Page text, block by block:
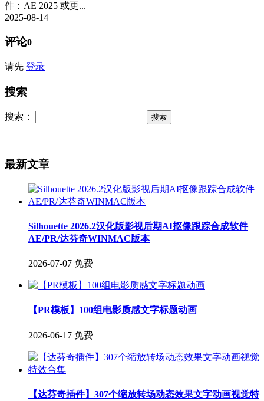
件：AE 2025 或更...
2025-08-14
评论0
请先 登录
搜索
搜索：
最新文章
Silhouette 2026.2汉化版影视后期AI抠像跟踪合成软件
AE/PR/达芬奇WINMAC版本
2026-07-07 免费
【PR模板】100组电影质感文字标题动画
2026-06-17 免费
【达芬奇插件】307个缩放转场动态效果文字动画视觉特